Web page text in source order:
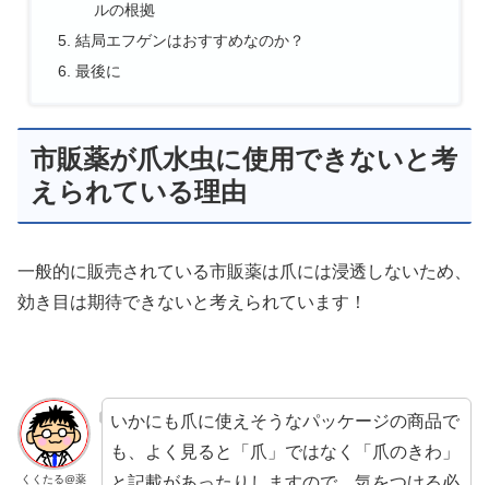
ルの根拠
結局エフゲンはおすすめなのか？
最後に
市販薬が爪水虫に使用できないと考
えられている理由
一般的に販売されている市販薬は爪には浸透しないため、
効き目は期待できないと考えられています！
くくたる@薬
いかにも爪に使えそうなパッケージの商品で
も、よく見ると「爪」ではなく「爪のきわ」